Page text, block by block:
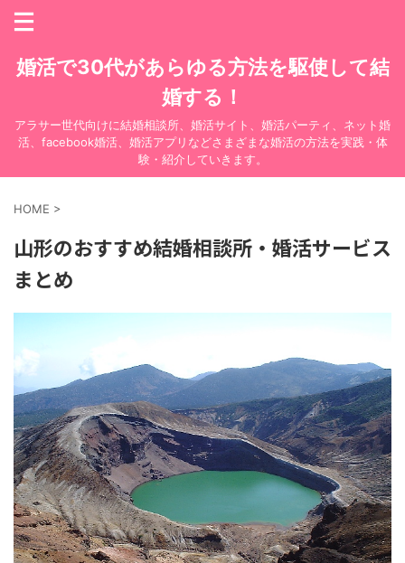
婚活で30代があらゆる方法を駆使して結
婚する！
アラサー世代向けに結婚相談所、婚活サイト、婚活パーティ、ネット婚
活、facebook婚活、婚活アプリなどさまざまな婚活の方法を実践・体
験・紹介していきます。
HOME >
山形のおすすめ結婚相談所・婚活サービス
まとめ